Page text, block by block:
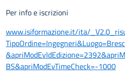
Per info e iscrizioni
www.isiformazione.it/ita/
BS&apriModEvTimeCheck=-1000